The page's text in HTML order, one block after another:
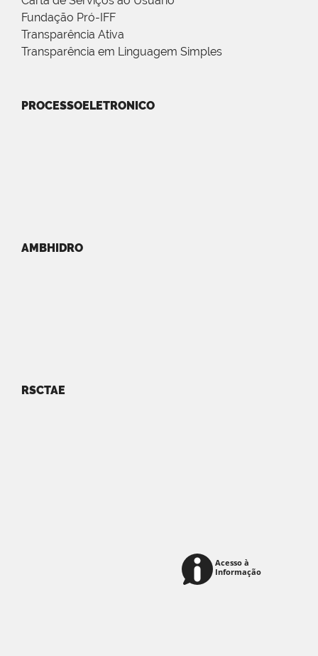
Fundação Pró-IFF
Transparência Ativa
Transparência em Linguagem Simples
PROCESSOELETRONICO
AMBHIDRO
RSCTAE